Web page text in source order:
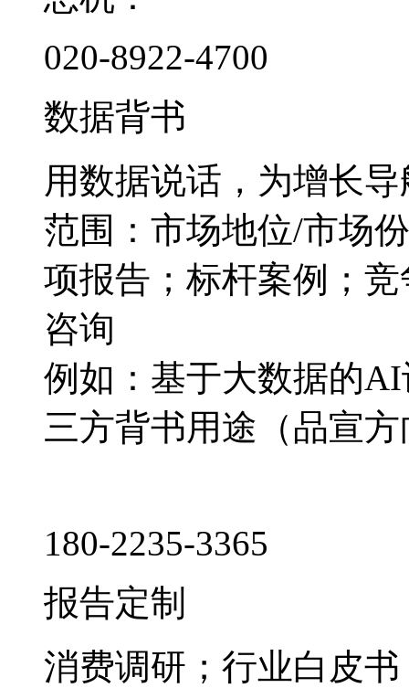
020-8922-4700
数据背书
用数据说话，为增长导
范围：市场地位/市场
项报告；标杆案例；
咨询
例如：基于大数据的
三方背书用途（品宣
180-2235-3365
报告定制
消费调研；行业白皮